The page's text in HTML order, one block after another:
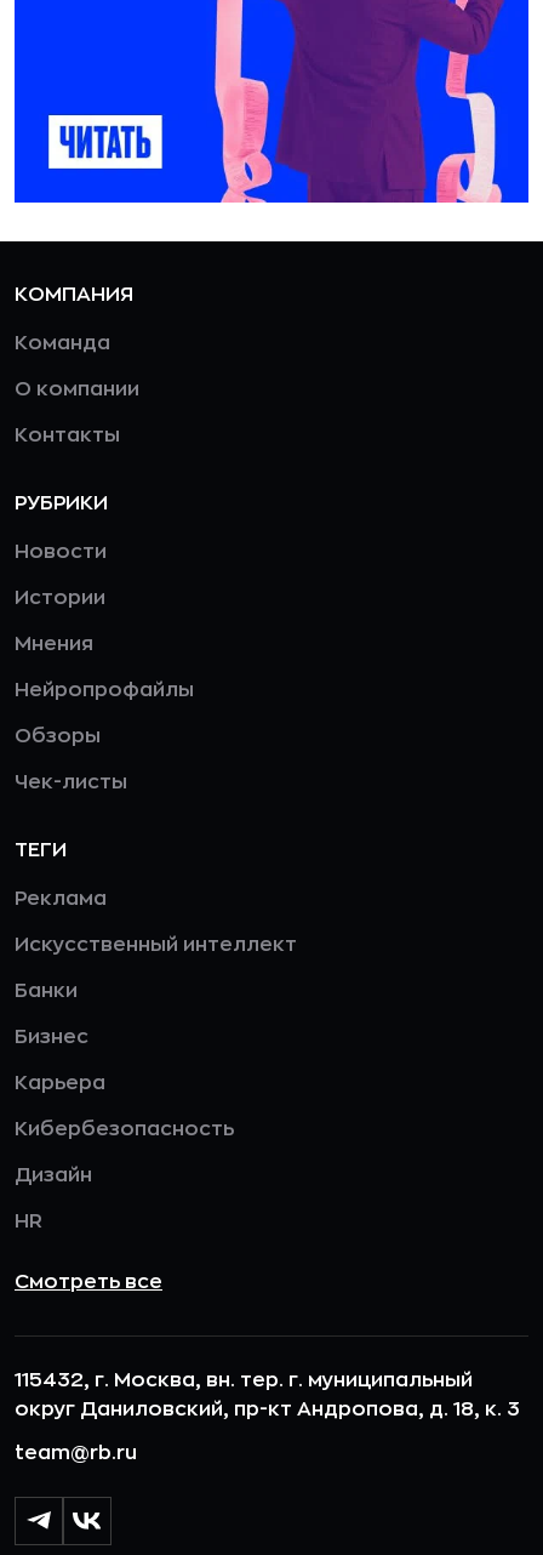
КОМПАНИЯ
Команда
О компании
Контакты
РУБРИКИ
Новости
Истории
Мнения
Нейропрофайлы
Обзоры
Чек-листы
ТЕГИ
Реклама
Искусственный интеллект
Банки
Бизнес
Карьера
Кибербезопасность
Дизайн
HR
Смотреть все
115432, г. Москва, вн. тер. г. муниципальный
округ Даниловский, пр-кт Андропова, д. 18, к. 3
team@rb.ru